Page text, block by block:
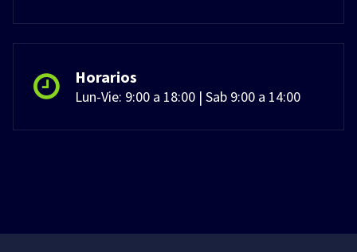
Horarios
Lun-Vie: 9:00 a 18:00 | Sab 9:00 a 14:00